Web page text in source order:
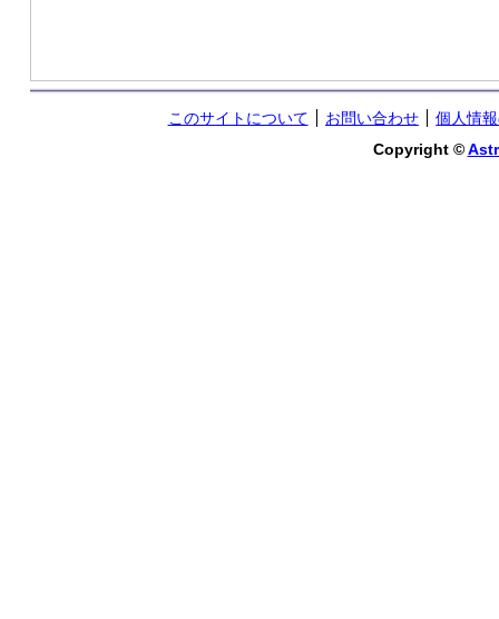
このサイトについて お問い合わせ
個人情
Copyright ©